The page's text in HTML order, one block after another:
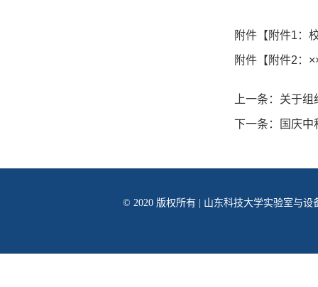
附件【 附件1：
附件【 附件2：
上一条： 关于组
下一条： 国庆
© 2020 版权所有 | 山东科技大学实验室与设